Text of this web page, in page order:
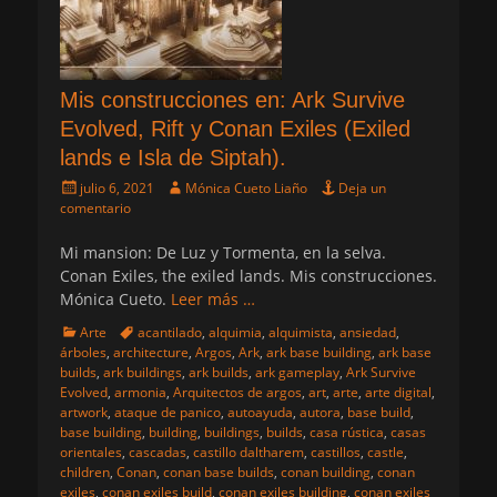
Mis construcciones en: Ark Survive
Evolved, Rift y Conan Exiles (Exiled
lands e Isla de Siptah).
Publicado
el
julio 6, 2021 AutorMónica Cueto Liaño
Deja un
comentario
Mi mansion: De Luz y Tormenta, en la selva.
Conan Exiles, the exiled lands. Mis construcciones.
Mónica Cueto. Leer más …
Categorias
Arte Etiquetas
acantilado, alquimia, alquimista, ansiedad,
árboles, architecture, Argos, Ark, ark base building, ark base
builds, ark buildings, ark builds, ark gameplay, Ark Survive
Evolved, armonia, Arquitectos de argos, art, arte, arte digital,
artwork, ataque de panico, autoayuda, autora, base build,
base building, building, buildings, builds, casa rústica, casas
orientales, cascadas, castillo daltharem, castillos, castle,
children, Conan, conan base builds, conan building, conan
exiles, conan exiles build, conan exiles building, conan exiles